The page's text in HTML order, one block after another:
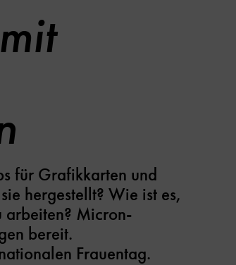
für Grafikkarten und
hergestellt? Wie ist es,
Micron-
bereit.
Frauentag.